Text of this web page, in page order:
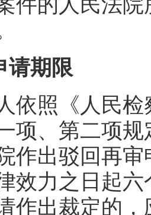
件的人民法
请期限
照《人民检
项、第二项
作出驳回再
效力之日起
作出裁定的